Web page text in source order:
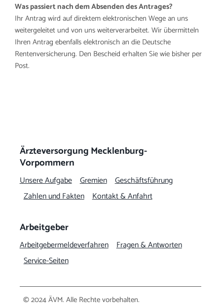
Was passiert nach dem Absenden des Antrages?
Ihr Antrag wird auf direktem elektronischen Wege an uns
weitergeleitet und von uns weiterverarbeitet. Wir übermitteln
Ihren Antrag ebenfalls elektronisch an die Deutsche
Rentenversicherung. Den Bescheid erhalten Sie wie bisher per
Post.
Ärzteversorgung Mecklenburg-
Vorpommern
Unsere Aufgabe Gremien Geschäftsführung
Zahlen und Fakten Kontakt & Anfahrt
Arbeitgeber
Arbeitgeber­meldeverfahren Fragen & Antworten
Service-Seiten
© 2024 ÄVM. Alle Rechte vorbehalten.